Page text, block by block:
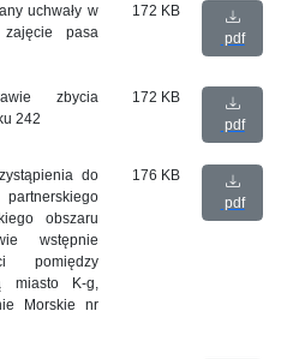
uchwały w
pasa
172 KB
pdf
zbycia
242
172 KB
pdf
do
obszaru
wstępnie
pomiędzy
miasto K-g,
Morskie nr
176 KB
pdf